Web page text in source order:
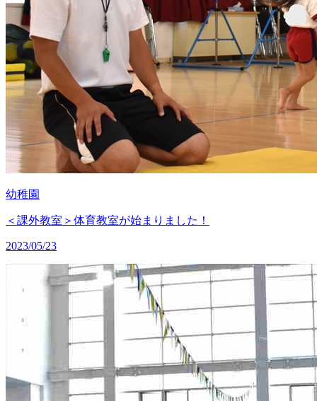
幼稚園
＜課外教室＞体育教室が始まりました！
2023/05/23